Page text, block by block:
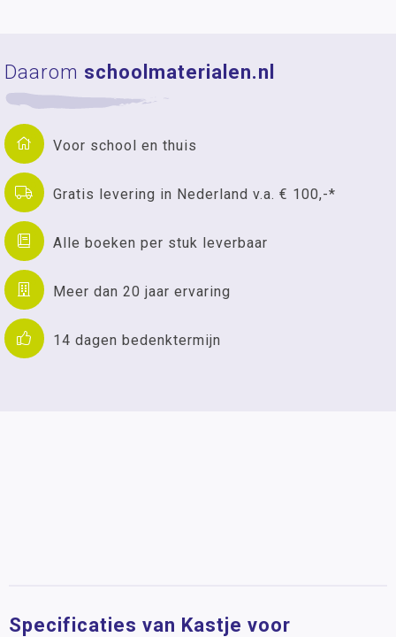
Daarom schoolmaterialen.nl
Voor school en thuis
Gratis levering in Nederland v.a. € 100,-*
Alle boeken per stuk leverbaar
Meer dan 20 jaar ervaring
14 dagen bedenktermijn
Specificaties van Kastje voor